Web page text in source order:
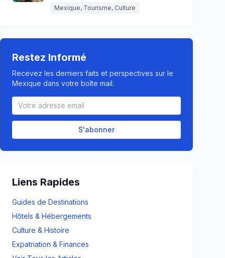
Mexique, Tourisme, Culture
Restez Informé
Recevez les derniers faits et perspectives sur le
Mexique dans votre boîte mail.
S'abonner
Liens Rapides
Guides de Destinations
Hôtels & Hébergements
Culture & Histoire
Expatriation & Finances